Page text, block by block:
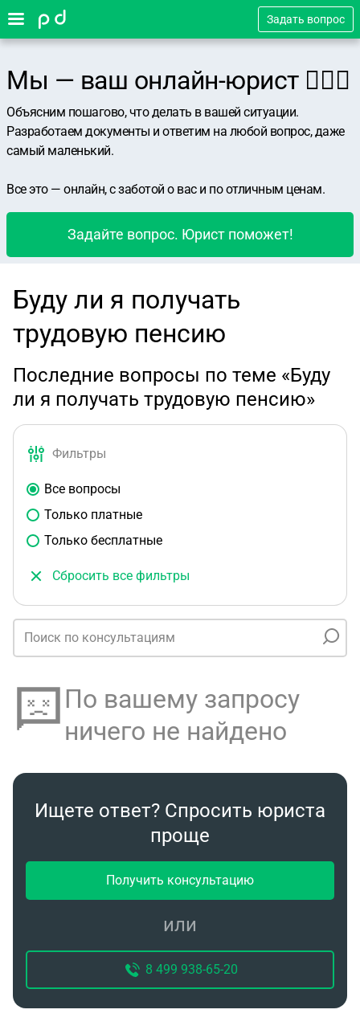
Задать вопрос
Мы — ваш онлайн-юрист 👨🏻‍⚖️
Объясним пошагово, что делать в вашей ситуации.
Разработаем документы и ответим на любой вопрос, даже
самый маленький.
Все это — онлайн, с заботой о вас и по отличным ценам.
Задайте вопрос. Юрист поможет!
Буду ли я получать
трудовую пенсию
Последние вопросы по теме «Буду
ли я получать трудовую пенсию»
Фильтры
Все вопросы
Только платные
Только бесплатные
Сбросить все фильтры
По вашему запросу
ничего не найдено
Ищете ответ? Спросить юриста
проще
Получить консультацию
или
8 499 938-65-20